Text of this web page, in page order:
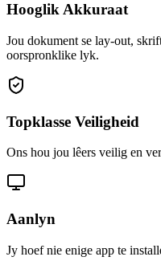
Hooglik Akkuraat
Jou dokument se lay-out,
oorspronklike lyk.
Topklasse Veiligheid
Ons hou jou lêers veilig en
Aanlyn
Jy hoef nie enige app te